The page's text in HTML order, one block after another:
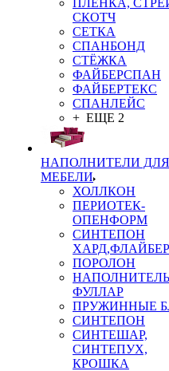
ПЛЁНКА,
СКОТЧ
СЕТКА
СПАНБОНД
СТЁЖКА
ФАЙБЕРСПАН
ФАЙБЕРТЕКС
СПАНЛЕЙС
+ ЕЩЕ 2
НАПОЛНИТЕЛИ ДЛЯ
МЕБЕЛИ
ХОЛЛКОН
ПЕРИОТЕК-
ОПЕНФОРМ
СИНТЕПОН
ПОРОЛОН
НАПОЛНИТЕЛЬ
ФУЛЛАР
ПРУЖИННЫЕ
СИНТЕПОН
СИНТЕШАР,
СИНТЕПУХ,
КРОШКА